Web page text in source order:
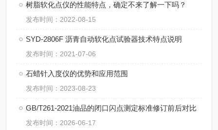
树脂软化点仪的性能特点，确定不来了解一下吗？
发布时间：2022-08-15
SYD-2806F 沥青自动软化点试验器技术特点说明
发布时间：2021-07-06
石蜡针入度仪的优势和应用范围
发布时间：2023-08-23
GB/T261-2021油品的闭口闪点测定标准修订前后对比
发布时间：2026-06-17